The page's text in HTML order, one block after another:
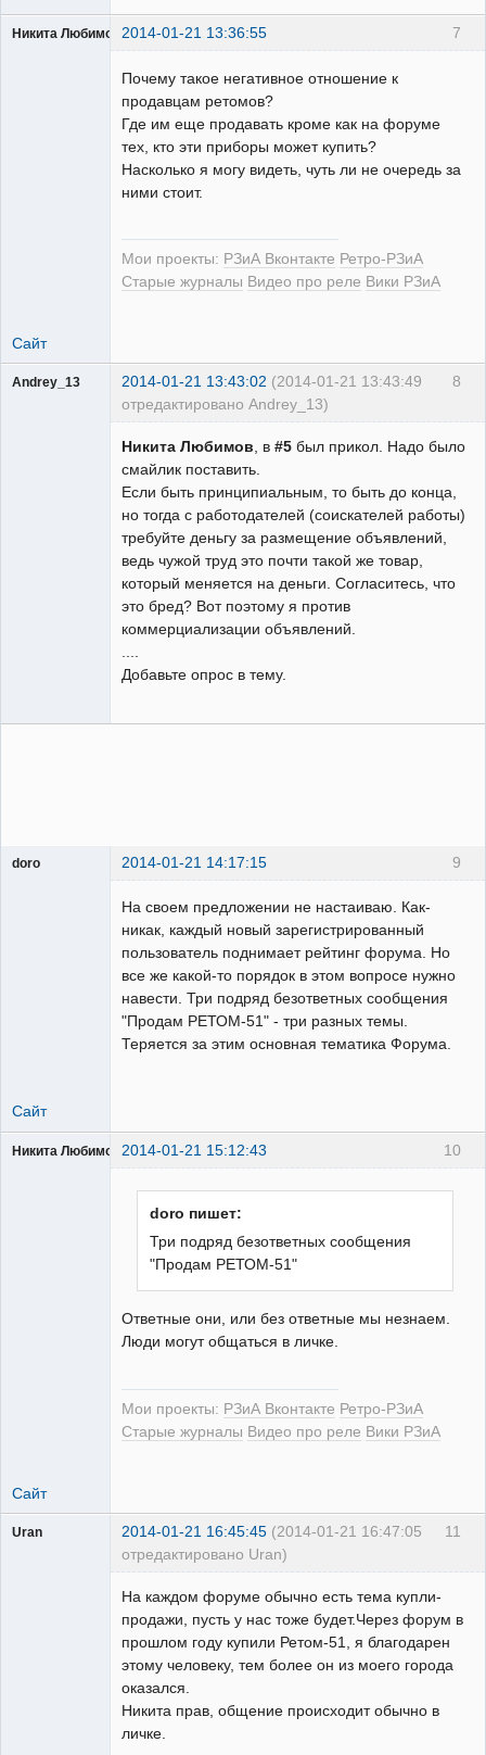
7
Никита Любимов 2014-01-21 13:36:55
Почему такое негативное отношение к
продавцам ретомов?
Где им еще продавать кроме как на форуме
тех, кто эти приборы может купить?
Насколько я могу видеть, чуть ли не очередь за
ними стоит.
Мои проекты: РЗиА Вконтакте Ретро-РЗиА
Старые журналы Видео про реле Вики РЗиА
Сайт
8
Andrey_13 2014-01-21 13:43:02 (2014-01-21 13:43:49
отредактировано Andrey_13)
Никита Любимов, в #5 был прикол. Надо было
смайлик поставить.
Если быть принципиальным, то быть до конца,
но тогда с работодателей (соискателей работы)
требуйте деньгу за размещение объявлений,
ведь чужой труд это почти такой же товар,
который меняется на деньги. Согласитесь, что
это бред? Вот поэтому я против
коммерциализации объявлений.
....
Добавьте опрос в тему.
9
doro 2014-01-21 14:17:15
На своем предложении не настаиваю. Как-
никак, каждый новый зарегистрированный
пользователь поднимает рейтинг форума. Но
все же какой-то порядок в этом вопросе нужно
навести. Три подряд безответных сообщения
"Продам РЕТОМ-51" - три разных темы.
Теряется за этим основная тематика Форума.
Сайт
10
Никита Любимов 2014-01-21 15:12:43
doro пишет:
Три подряд безответных сообщения
"Продам РЕТОМ-51"
Ответные они, или без ответные мы незнаем.
Люди могут общаться в личке.
Мои проекты: РЗиА Вконтакте Ретро-РЗиА
Старые журналы Видео про реле Вики РЗиА
Сайт
11
Uran 2014-01-21 16:45:45 (2014-01-21 16:47:05
отредактировано Uran)
На каждом форуме обычно есть тема купли-
продажи, пусть у нас тоже будет.Через форум в
прошлом году купили Ретом-51, я благодарен
этому человеку, тем более он из моего города
оказался.
Никита прав, общение происходит обычно в
личке.